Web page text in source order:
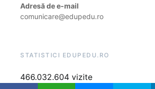
Adresă de e-mail
comunicare@edupedu.ro
STATISTICI EDUPEDU.RO
466.032.604 vizite